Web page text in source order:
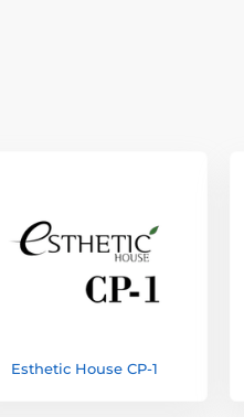
Esthetic House CP-1